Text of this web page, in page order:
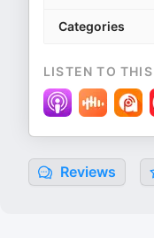
Categories
LISTEN TO
Reviews